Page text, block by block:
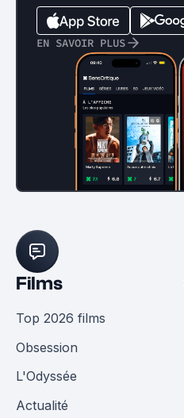
EN SAVOIR PLUS
Films
Top 2026 films
Obsession
L'Odyssée
Actualité